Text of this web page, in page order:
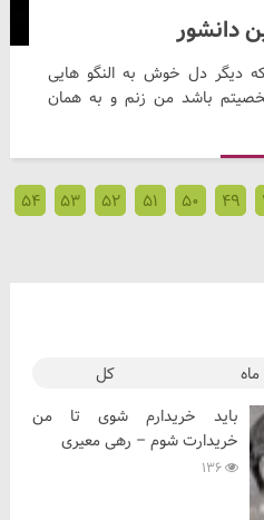
دانشور
دیگر دل خوش به النگو هایی
باشد من زنم و به همان
49
50
51
52
53
54
ماه کل
باید خریدارم شوی تا من
خریدارت شوم – رهی معیری